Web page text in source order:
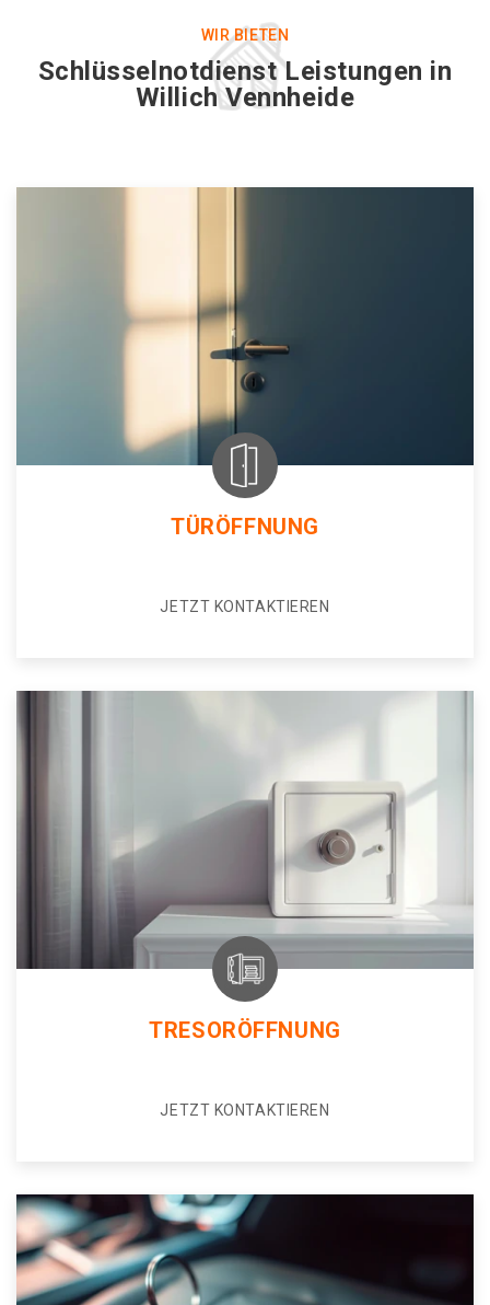
WIR BIETEN
Schlüsselnotdienst Leistungen in
Willich Vennheide
TÜRÖFFNUNG
JETZT KONTAKTIEREN
TRESORÖFFNUNG
JETZT KONTAKTIEREN